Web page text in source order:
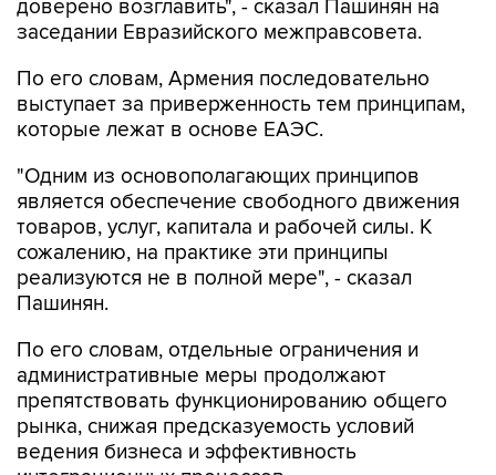
По его словам, Армения последовательно
которые лежат в основе ЕАЭС.
"Одним из основополагающих принципов
товаров, услуг, капитала и рабочей силы. К
сожалению, на практике эти принципы
реализуются не в полной мере", - сказал
Пашинян.
По его словам, отдельные ограничения и
препятствовать функционированию общего
рынка, снижая предсказуемость условий
ведения бизнеса и эффективность
интеграционных процессов.